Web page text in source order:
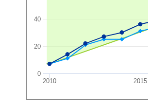
2010 2015
0
20
40